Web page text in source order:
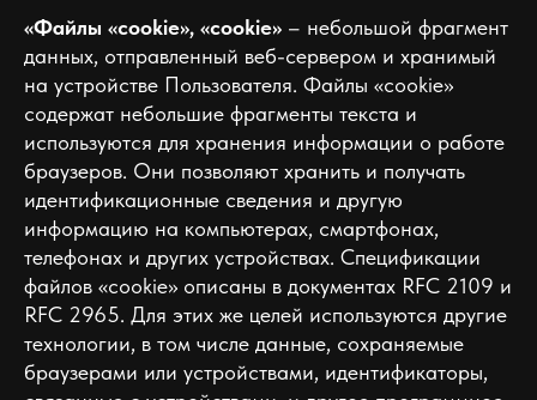
«Файлы «cookie», «cookie» – небольшой фрагмент
данных, отправленный веб-сервером и хранимый
на устройстве Пользователя. Файлы «cookie»
содержат небольшие фрагменты текста и
используются для хранения информации о работе
браузеров. Они позволяют хранить и получать
идентификационные сведения и другую
информацию на компьютерах, смартфонах,
телефонах и других устройствах. Спецификации
файлов «cookie» описаны в документах RFC 2109 и
RFC 2965. Для этих же целей используются другие
технологии, в том числе данные, сохраняемые
браузерами или устройствами, идентификаторы,